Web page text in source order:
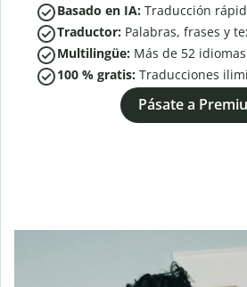
Basado en IA: Traducción
Traductor: Palabras, frases y
Multilingüe: Más de 52
100 % gratis: Traducciones
Pásate a